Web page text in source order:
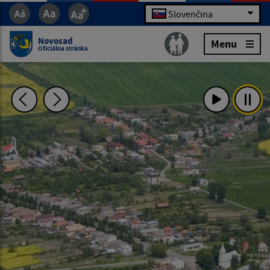
Slovenčina
Novosad
Oficiálna stránka Menu